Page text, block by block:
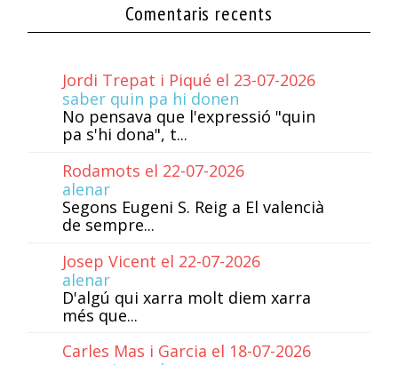
Comentaris recents
Jordi Trepat i Piqué el 23-07-2026
saber quin pa hi donen
No pensava que l'expressió "quin
pa s'hi dona", t...
Rodamots el 22-07-2026
alenar
Segons Eugeni S. Reig a El valencià
de sempre...
Josep Vicent el 22-07-2026
alenar
D'algú qui xarra molt diem xarra
més que...
Carles Mas i Garcia el 18-07-2026